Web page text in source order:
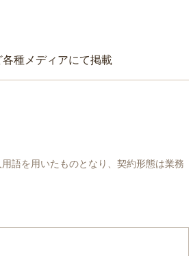
種メディアにて掲載
語を用いたものとなり、契約形態は業務